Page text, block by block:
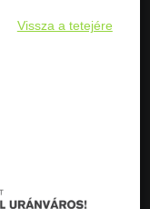
Vissza a tetejére